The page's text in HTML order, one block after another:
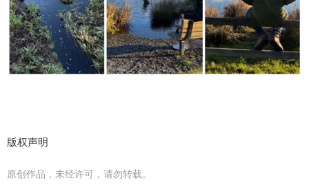
版权声明
原创作品，未经许可，请勿转载。